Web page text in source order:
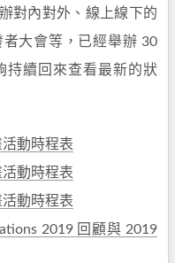
對內對外、線上線下的
大會等，已經舉辦 30
持續回來查看最新的狀
動時程表
動時程表
動時程表
2019 回顧與 2019